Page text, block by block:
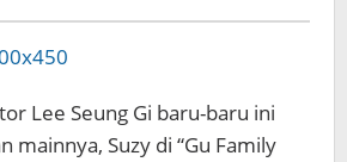
Lee Seung Gi baru-baru ini
mainnya, Suzy di “Gu Family